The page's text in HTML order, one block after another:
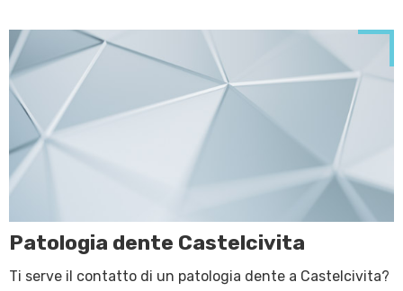
Patologia dente Castelcivita
Ti serve il contatto di un patologia dente a Castelcivita?